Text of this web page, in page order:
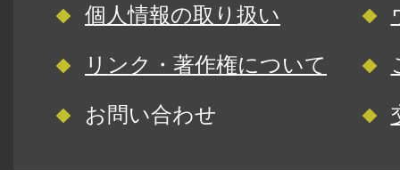
個人情報の取り扱い
リンク・著作権について
お問い合わせ